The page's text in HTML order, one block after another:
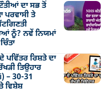
ਦਾ ਸਭ ਤੋਂ
ਪਰਵਾਸੀ ਤੇ
ਨੂੰ? ਨਵੇਂ ਨਿਯਮਾਂ
ਪਵਿੱਤਰ ਰਿਸ਼ਤੇ ਦਾ
ਤਿਉਹਾਰ
– 30-31
ਵਿਸ਼ੇਸ਼